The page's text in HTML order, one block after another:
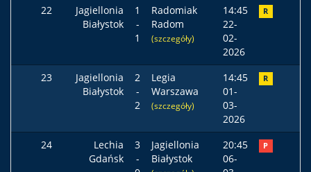
22
Jagiellonia
Białystok
1
-
1
Radomiak
Radom
(szczegóły)
14:45
22-
02-
2026
R
23
Jagiellonia
Białystok
2
-
2
Legia
Warszawa
(szczegóły)
14:45
01-
03-
2026
R
24
Lechia
Gdańsk
3
-
Jagiellonia
Białystok
20:45
06-
P